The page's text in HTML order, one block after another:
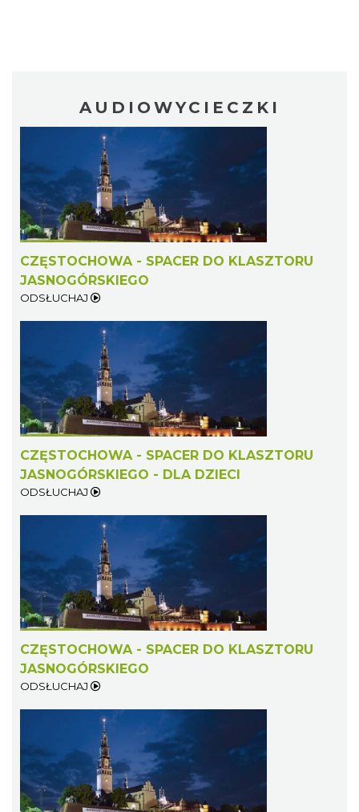
AUDIOWYCIECZKI
CZĘSTOCHOWA - SPACER DO KLASZTORU
JASNOGÓRSKIEGO
ODSŁUCHAJ
CZĘSTOCHOWA - SPACER DO KLASZTORU
JASNOGÓRSKIEGO - DLA DZIECI
ODSŁUCHAJ
CZĘSTOCHOWA - SPACER DO KLASZTORU
JASNOGÓRSKIEGO
ODSŁUCHAJ